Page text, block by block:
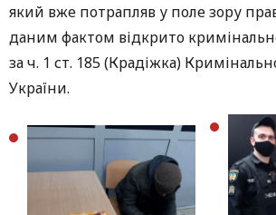
який вже потрапляв у поле зору
даним фактом відкрито
за ч. 1 ст. 185 (Крадіжка)
України.